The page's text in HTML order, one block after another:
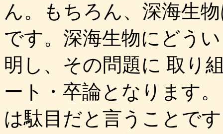
ん。もちろん、深海生
です。深海生物にどう
明し、その問題に 取り
ート・卒論となります
は駄目だと言うことで